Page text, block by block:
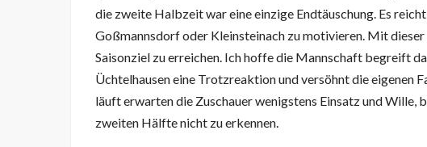
die zweite Halbzeit war eine einzige Endtäuschung. Es
Goßmannsdorf oder Kleinsteinach zu motivieren. Mit
Saisonziel zu erreichen. Ich hoffe die Mannschaft begreift
Üchtelhausen eine Trotzreaktion und versöhnt die eigenen
läuft erwarten die Zuschauer wenigstens Einsatz und Wille,
zweiten Hälfte nicht zu erkennen.